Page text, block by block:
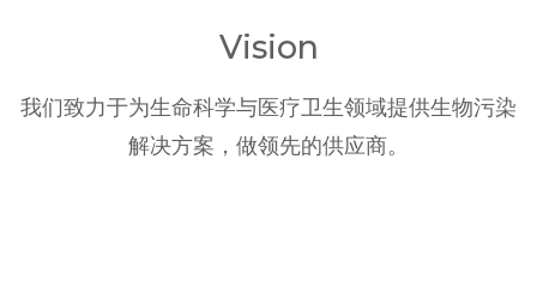
Vision
我们致力于为生命科学与医疗卫生领域提供生物污染
解决方案，做领先的供应商。